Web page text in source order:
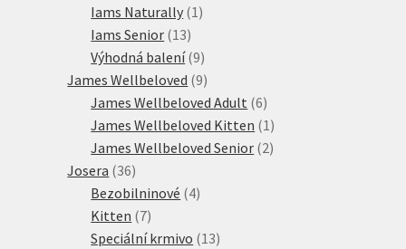
Iams Naturally 1 1
Iams Senior 1313
produktů
Výhodná balení 99
produktů
James Wellbeloved 99
produktů
James Wellbeloved Adult 66
produktů
James Wellbeloved Kitten 1 1
produkt
James Wellbeloved Senior 22
Josera 3636
produktů
Bezobilninové 44
Kitten 77
produktů
Speciální krmivo 1313